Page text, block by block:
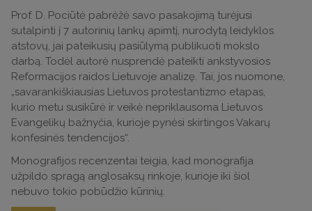
Prof. D. Pociūtė pabrėžė savo pasakojimą turėjusi
sutalpinti į 7 autorinių lankų apimtį, nurodytą leidyklos
atstovų, jai pateikusių pasiūlymą publikuoti mokslo
darbą. Todėl autorė nusprendė pateikti ankstyvosios
Reformacijos raidos Lietuvoje analizę. Tai, jos nuomone,
„savarankiškiausias Lietuvos protestantizmo etapas,
kurio metu susikūrė ir veikė nepriklausoma Lietuvos
Evangelikų bažnyčia, kurioje pynėsi skirtingos Vakarų
konfesinės tendencijos“.
Monografijos recenzentai teigia, kad monografija
užpildo spragą anglosaksų rinkoje, kurioje iki šiol
nebuvo tokio pobūdžio kūrinių.